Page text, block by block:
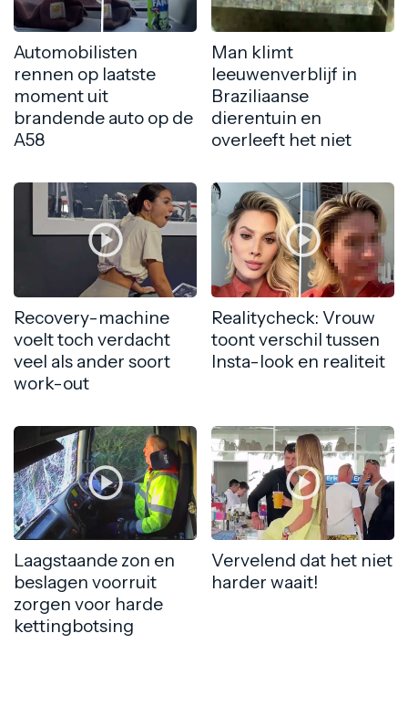
Automobilisten
rennen op laatste
moment uit
brandende auto op de
A58
Man klimt
leeuwenverblijf in
Braziliaanse
dierentuin en
overleeft het niet
Recovery-machine
voelt toch verdacht
veel als ander soort
work-out
Realitycheck: Vrouw
toont verschil tussen
Insta-look en realiteit
Laagstaande zon en
beslagen voorruit
zorgen voor harde
kettingbotsing
Vervelend dat het niet
harder waait!